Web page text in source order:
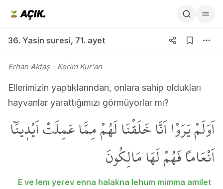
36. Yasin suresi, 71. ayet
Erhan Aktaş- Kerim Kur'an
Ellerimizin yaptıklarından, onlara sahip oldukları
hayvanlar yarattığımızı görmüyorlar mı?
اَوَلَمْ يَرَوْا اَنَّا خَلَقْنَا لَهُمْ مِمَّا عَمِلَتْ اَيْد۪ينَٓا
اَنْعَاماً فَهُمْ لَهَا مَالِكُونَ
E ve lem yerev enna halakna lehum mimma amilet